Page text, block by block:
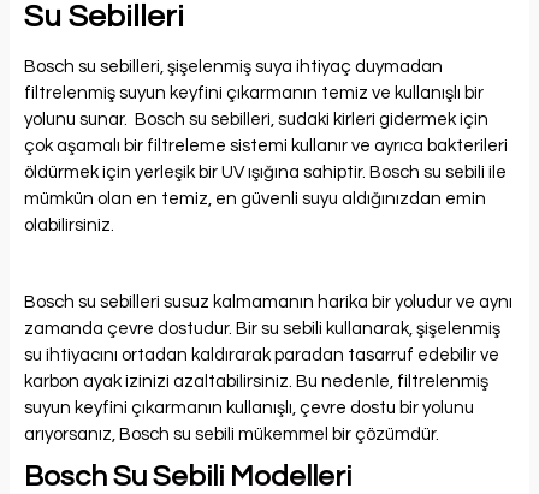
Su Sebilleri
Bosch su sebilleri, şişelenmiş suya ihtiyaç duymadan
filtrelenmiş suyun keyfini çıkarmanın temiz ve kullanışlı bir
yolunu sunar. Bosch su sebilleri, sudaki kirleri gidermek için
çok aşamalı bir filtreleme sistemi kullanır ve ayrıca bakterileri
öldürmek için yerleşik bir UV ışığına sahiptir. Bosch su sebili ile
mümkün olan en temiz, en güvenli suyu aldığınızdan emin
olabilirsiniz.
Bosch su sebilleri susuz kalmamanın harika bir yoludur ve aynı
zamanda çevre dostudur. Bir su sebili kullanarak, şişelenmiş
su ihtiyacını ortadan kaldırarak paradan tasarruf edebilir ve
karbon ayak izinizi azaltabilirsiniz. Bu nedenle, filtrelenmiş
suyun keyfini çıkarmanın kullanışlı, çevre dostu bir yolunu
arıyorsanız, Bosch su sebili mükemmel bir çözümdür.
Bosch Su Sebili Modelleri